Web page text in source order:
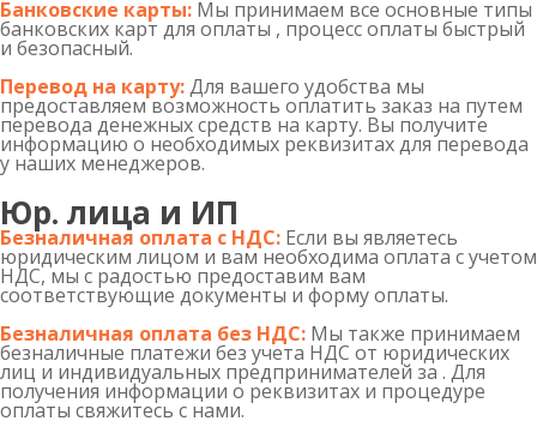
Банковские карты: Мы принимаем все основные типы
банковских карт для оплаты , процесс оплаты быстрый
и безопасный.
Перевод на карту:Для вашего удобства мы
предоставляем возможность оплатить заказ на путем
перевода денежных средств на карту. Вы получите
информацию о необходимых реквизитах для перевода
у наших менеджеров.
Юр. лица и ИП
Безналичная оплата с НДС: Если вы являетесь
юридическим лицом и вам необходима оплата с учетом
НДС, мы с радостью предоставим вам
соответствующие документы и форму оплаты.
Безналичная оплата без НДС: Мы также принимаем
безналичные платежи без учета НДС от юридических
лиц и индивидуальных предпринимателей за . Для
получения информации о реквизитах и процедуре
оплаты свяжитесь с нами.